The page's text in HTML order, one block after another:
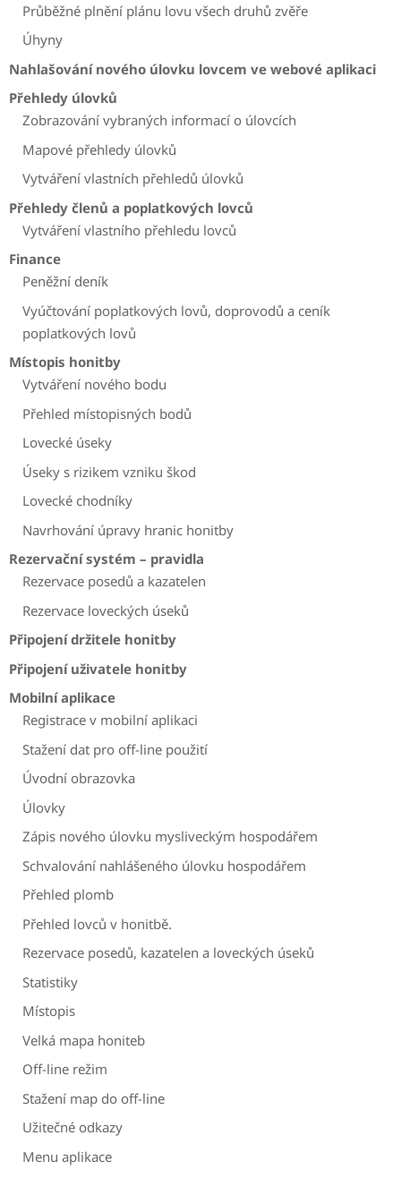
Průběžné plnění plánu lovu všech druhů zvěře
Úhyny
Nahlašování nového úlovku lovcem ve webové aplikaci
Přehledy úlovků
Zobrazování vybraných informací o úlovcích
Mapové přehledy úlovků
Vytváření vlastních přehledů úlovků
Přehledy členů a poplatkových lovců
Vytváření vlastního přehledu lovců
Finance
Peněžní deník
Vyúčtování poplatkových lovů, doprovodů a ceník
poplatkových lovů
Místopis honitby
Vytváření nového bodu
Přehled místopisných bodů
Lovecké úseky
Úseky s rizikem vzniku škod
Lovecké chodníky
Navrhování úpravy hranic honitby
Rezervační systém – pravidla
Rezervace posedů a kazatelen
Rezervace loveckých úseků
Připojení držitele honitby
Připojení uživatele honitby
Mobilní aplikace
Registrace v mobilní aplikaci
Stažení dat pro off-line použití
Úvodní obrazovka
Úlovky
Zápis nového úlovku mysliveckým hospodářem
Schvalování nahlášeného úlovku hospodářem
Přehled plomb
Přehled lovců v honitbě.
Rezervace posedů, kazatelen a loveckých úseků
Statistiky
Místopis
Velká mapa honiteb
Off-line režim
Stažení map do off-line
Užitečné odkazy
Menu aplikace